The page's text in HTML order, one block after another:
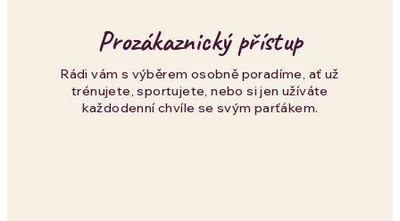
p
r
v
Prozákaznický přístup
Rádi vám s výběrem osobně poradíme, ať už
trénujete, sportujete, nebo si jen užíváte
každodenní chvíle se svým parťákem.